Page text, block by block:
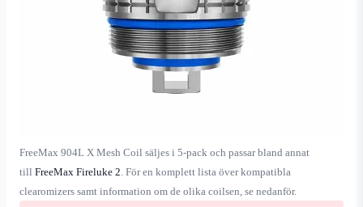
FreeMax 904L X Mesh Coil säljes i 5-pack och passar bland annat
till FreeMax Fireluke 2. För en komplett lista över kompatibla
clearomizers samt information om de olika coilsen, se nedanför.